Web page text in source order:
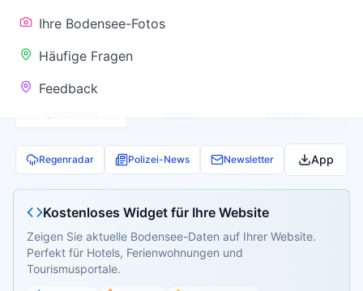
Ihre Bodensee-Fotos
Häufige Fragen
Feedback
Regenradar Polizei-News Newsletter App
Kostenloses Widget für Ihre Website
Zeigen Sie aktuelle Bodensee-Daten auf Ihrer Website.
Perfekt für Hotels, Ferienwohnungen und
Tourismusportale.